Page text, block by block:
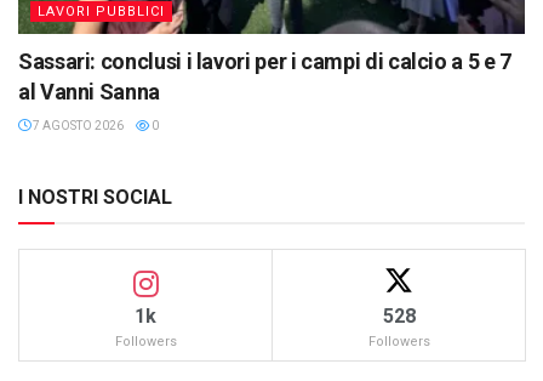
LAVORI PUBBLICI
Sassari: conclusi i lavori per i campi di calcio a 5 e 7
al Vanni Sanna
7 AGOSTO 2026 0
I NOSTRI SOCIAL
1k
Followers
528
Followers